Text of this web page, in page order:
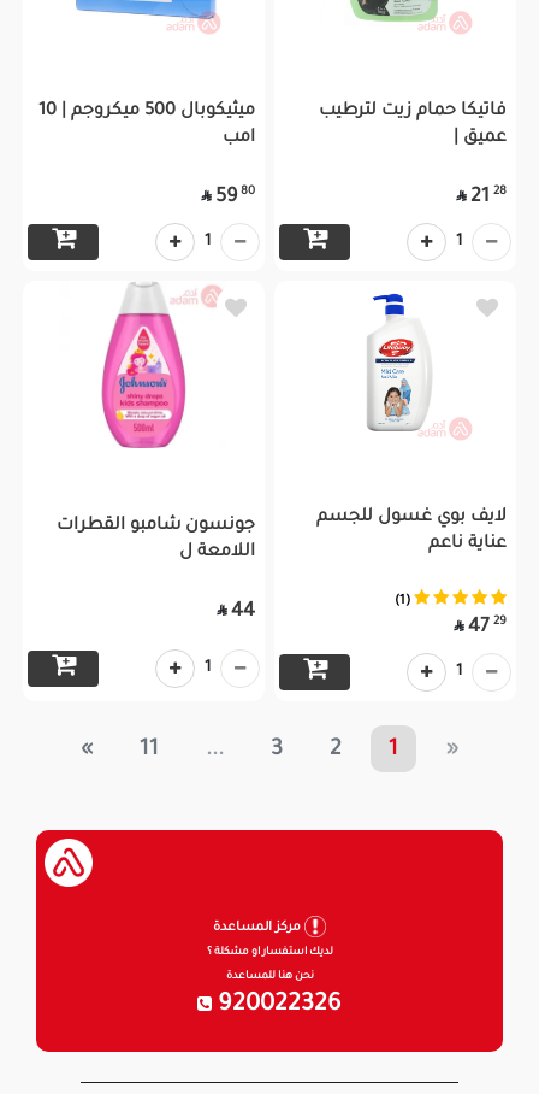
فاتيكا حمام زيت لترطيب
عميق |
28
21

1
ميثيكوبال 500 ميكروجم | 10
امب
80
59

1
لايف بوي غسول للجسم
عناية ناعم
(1)
29
47

1
جونسون شامبو القطرات
اللامعة ل
44

1
«
1
2
3
...
11
»
مركز المساعدة
لديك استفسار او مشكلة ؟
نحن هنا للمساعدة
920022326